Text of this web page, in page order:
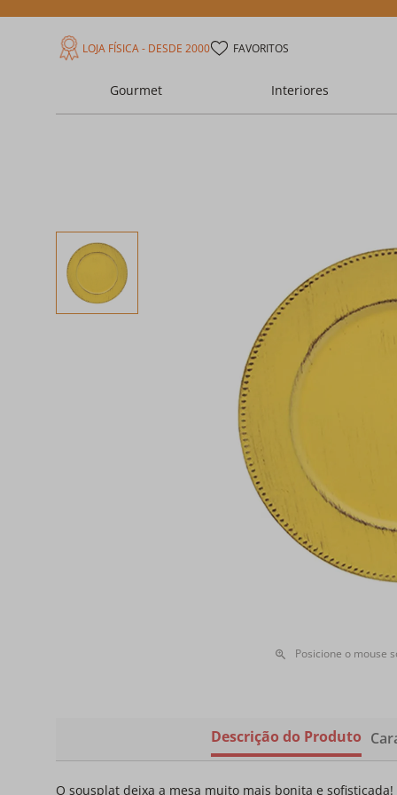
LOJA FÍSICA - DESDE 2000 FAVORITOS
Gourmet Interiores
Posicione o mouse
Descrição do Produto
O sousplat deixa a mesa muito mais bonita e